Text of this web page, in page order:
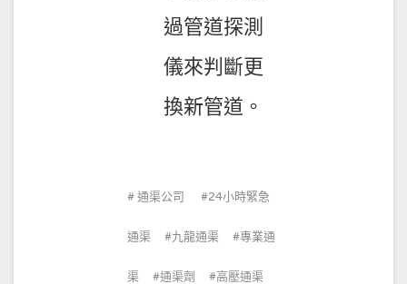
過管道探測
儀來判斷更
換新管道。
通渠公司 24小時緊急
通渠 九龍通渠 專業通
渠 通渠劑 高壓通渠